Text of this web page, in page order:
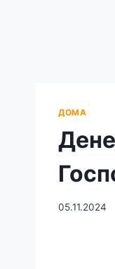
ДОМА
05.11.2024